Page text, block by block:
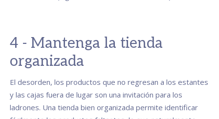
4 - Mantenga la tienda
organizada
El desorden, los productos que no regresan a los estantes
y las cajas fuera de lugar son una invitación para los
ladrones. Una tienda bien organizada permite identificar